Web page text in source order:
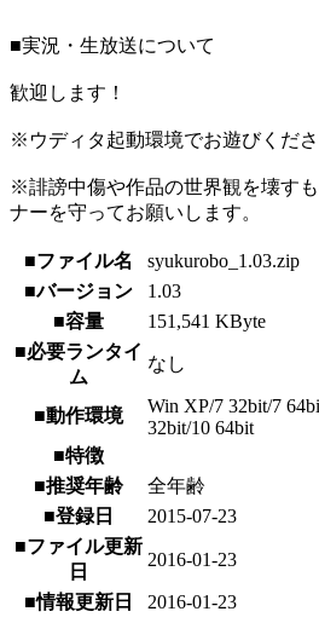
■実況・生放送について
歓迎します！
※ウディタ起動環境でお遊びくださ
※誹謗中傷や作品の世界観を壊す
ナーを守ってお願いします。
■ファイル名
syukurobo_1.03.zip
■バージョン
1.03
■容量
151,541 KByte
■必要ランタイ
ム
なし
■動作環境
Win XP/7 32bit/7
32bit/10 64bit
■特徴
■推奨年齢
全年齢
■登録日
2015-07-23
■ファイル更新
日
2016-01-23
■情報更新日 2016-01-23